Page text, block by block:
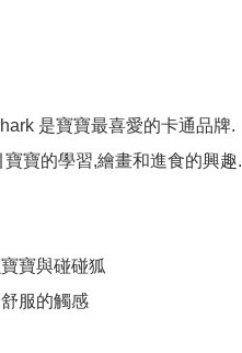
是寶寶最喜愛的卡通品牌.
寶的學習,繪畫和進食的興趣.
寶與碰碰狐
服的觸感